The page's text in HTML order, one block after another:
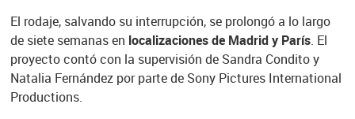
El rodaje, salvando su interrupción, se prolongó a lo largo
de siete semanas en localizaciones de Madrid y París. El
proyecto contó con la supervisión de Sandra Condito y
Natalia Fernández por parte de Sony Pictures International
Productions.